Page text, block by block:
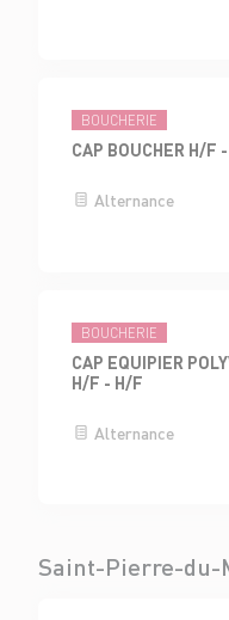
BOUCHERIE
CAP BOUCHER H/F
Alternance
BOUCHERIE
CAP EQUIPIER
H/F - H/F
Alternance
Saint-Pierre-du-